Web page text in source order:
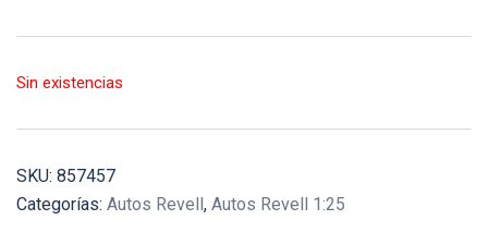
Sin existencias
SKU: 857457
Categorías: Autos Revell, Autos Revell 1:25